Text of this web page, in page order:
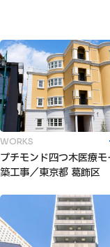
WORKS
プチモンド四つ木医療
築工事／東京都 葛飾区